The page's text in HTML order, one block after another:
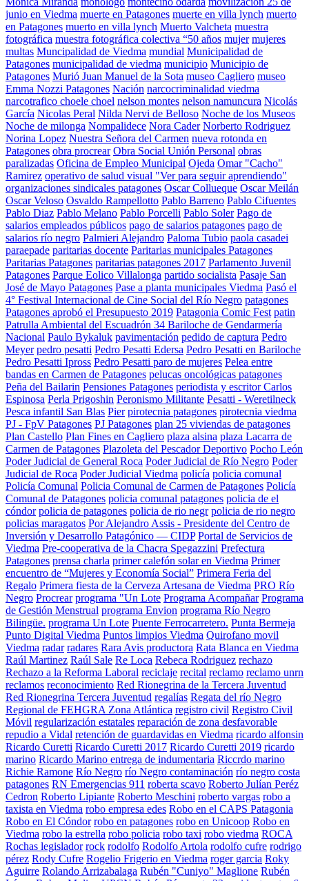
junio en Viedma muerte en Patagones muerte en villa lynch muerto
en Patagones muerto en villa lynch Muerto Valcheta muestra
fotográfica muestra fotográfica colectiva “50 años mujer mujeres
multas Muncipalidad de Viedma mundial Municipalidad de
Patagones municipalidad de viedma municipio Municipio de
Patagones Murió Juan Manuel de la Sota museo Cagliero museo
Emma Nozzi Patagones Nación narcocriminalidad viedma
narcotrafico choele choel nelson montes nelson namuncura Nicolás
García Nicolas Peral Nilda Nervi de Belloso Noche de los Museos
Noche de milonga Nompalidece Nora Cader Norberto Rodriguez
Norina Lopez Nuestra Señora del Carmen nueva rotonda en
Patagones obra procrear Obra Social Unión Personal obras
paralizadas Oficina de Empleo Municipal Ojeda Omar "Cacho"
Ramirez operativo de salud visual "Ver para seguir aprendiendo"
organizaciones sindicales patagones Oscar Collueque Oscar Meilán
Oscar Veloso Osvaldo Rampellotto Pablo Barreno Pablo Cifuentes
Pablo Diaz Pablo Melano Pablo Porcelli Pablo Soler Pago de
salarios empleados públicos pago de salarios patagones pago de
salarios río negro Palmieri Alejandro Paloma Tubio paola casadei
paraepade paritarias docente Paritarias municipales Patagones
Paritarias Patagones paritarias patagones 2017 Parlamento Juvenil
Patagones Parque Eolico Villalonga partido socialista Pasaje San
José de Mayo Patagones Pase a planta municipales Viedma Pasó el
4° Festival Internacional de Cine Social del Río Negro patagones
Patagones aprobó el Presupuesto 2019 Patagonia Comic Fest patin
Patrulla Ambiental del Escuadrón 34 Bariloche de Gendarmería
Nacional Paulo Bykaluk pavimentación pedido de captura Pedro
Meyer pedro pesatti Pedro Pesatti Edersa Pedro Pesatti en Bariloche
Pedro Pesatti Ipross Pedro Pesatti paro de mujeres Pelea entre
bandas en Carmen de Patagones pelucas oncológicas patagones
Peña del Bailarin Pensiones Patagones periodista y escritor Carlos
Espinosa Perla Prigoshin Peronismo Militante Pesatti - Weretilneck
Pesca infantil San Blas Pier pirotecnia patagones pirotecnia viedma
PJ - FpV Patagones PJ Patagones plan 25 viviendas de patagones
Plan Castello Plan Fines en Cagliero plaza alsina plaza Lacarra de
Carmen de Patagones Plazoleta del Pescador Deportivo Pocho León
Poder Judicial de General Roca Poder Judicial de Río Negro Poder
Judicial de Roca Poder Judicial Viedma policía policia comunal
Policía Comunal Policia Comunal de Carmen de Patagones Policía
Comunal de Patagones policia comunal patagones policia de el
cóndor policia de patagones policia de rio negr policia de rio negro
policias maragatos Por Alejandro Assis - Presidente del Centro de
Inversión y Desarrollo Patagónico — CIDP Portal de Servicios de
Viedma Pre-cooperativa de la Chacra Spegazzini Prefectura
Patagones prensa charla primer calefón solar en Viedma Primer
encuentro de “Mujeres y Economía Social” Primera Feria del
Regalo Primera fiesta de la Cerveza Artesana de Viedma PRO Río
Negro Procrear programa "Un Lote Programa Acompañar Programa
de Gestión Menstrual programa Envion programa Río Negro
Bilingüe. programa Un Lote Puente Ferrocarretero. Punta Bermeja
Punto Digital Viedma Puntos limpios Viedma Quirofano movil
Viedma radar radares Rara Avis productora Rata Blanca en Viedma
Raúl Martinez Raúl Sale Re Loca Rebeca Rodriguez rechazo
Rechazo a la Reforma Laboral reciclaje recital reclamo reclamo unrn
reclamos reconocimiento Red Rionegrina de la Tercera Juventud
Red Rionegrina Tercera Juventud regalías Regata del río Negro
Regional de FEHGRA Zona Atlántica registro civil Registro Civil
Móvil regularización estatales reparación de zona desfavorable
repudio a Vidal retención de guardavidas en Viedma ricardo alfonsin
Ricardo Curetti Ricardo Curetti 2017 Ricardo Curetti 2019 ricardo
marino Ricardo Marino entrega de indumentaria Riccrdo marino
Richie Ramone Río Negro río Negro contaminación río negro costa
patagones RN Emergencias 911 roberta scavo Roberto Julían Peréz
Cedron Roberto Lipiante Roberto Meschini roberto vargas robo a
taxista en Viedma robo empresa edes Robo en el CAPS Patagonia
Robo en El Cóndor robo en patagones robo en Unicoop Robo en
Viedma robo la estrella robo policia robo taxi robo viedma ROCA
Rochas legislador rock rodolfo Rodolfo Artola rodolfo cufre rodrigo
pérez Rody Cufre Rogelio Frigerio en Viedma roger garcia Roky
Aguirre Rolando Arrizabalaga Rubén "Cuniyo" Maglione Rubén